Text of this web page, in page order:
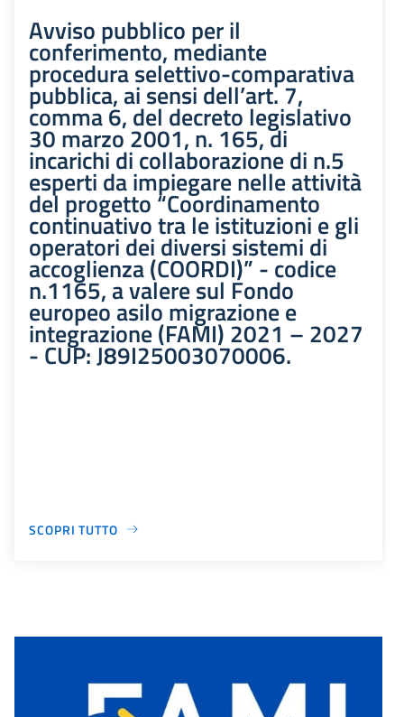
Avviso pubblico per il
conferimento, mediante
procedura selettivo-comparativa
pubblica, ai sensi dell’art. 7,
comma 6, del decreto legislativo
30 marzo 2001, n. 165, di
incarichi di collaborazione di n.5
esperti da impiegare nelle attività
del progetto “Coordinamento
continuativo tra le istituzioni e gli
operatori dei diversi sistemi di
accoglienza (COORDI)” - codice
n.1165, a valere sul Fondo
europeo asilo migrazione e
integrazione (FAMI) 2021 – 2027
- CUP: J89I25003070006.
SCOPRI TUTTO